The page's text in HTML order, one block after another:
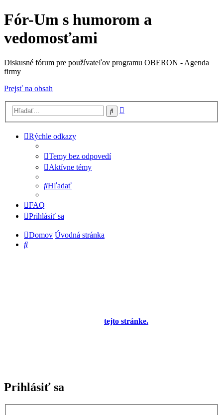
Fór-Um s humorom a
vedomosťami
Diskusné fórum pre používateľov programu OBERON - Agenda
firmy
Prejsť na obsah
Hľadať
Rýchle odkazy
Temy bez odpovedí
Aktívne témy
Hľadať
FAQ
Prihlásiť sa
Domov Úvodná stránka
Hľadať
tejto stránke.
Prihlásiť sa